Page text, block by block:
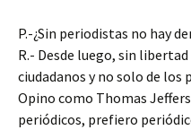
P.-¿Sin periodistas no hay
R.- Desde luego, sin
ciudadanos y no solo de los
Opino como Thomas
periódicos, prefiero